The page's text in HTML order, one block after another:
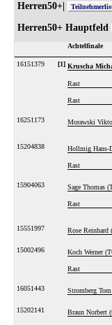
Herren50+|
Herren50+ Hauptfeld
Achtelfinale
16151379 [1] Kruscha
Rast
Rast
16251173
Morawski
15204838
Hollmig Hans-
Rast
15904063
Sage Thomas
Rast
15551997
Rose
15002496
Koch Werner
Rast
16051443
Stromberg
15202141
Braun Norbert